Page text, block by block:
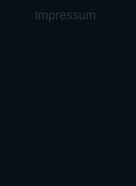
Impressum